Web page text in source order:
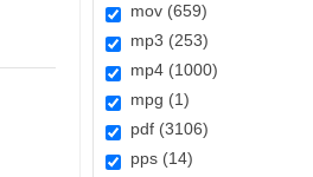
mov (659)
mp3 (253)
mp4 (1000)
mpg (1)
pdf (3106)
pps (14)